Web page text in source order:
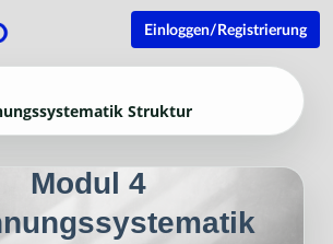
Einloggen/Registrierung
Struktur
Modul 4